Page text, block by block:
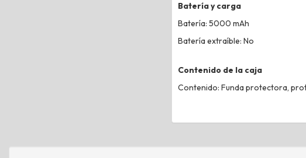
Batería y carga
Batería: 5000 mAh
Batería extraíble: No
Contenido de la caja
Contenido: Funda protectora,